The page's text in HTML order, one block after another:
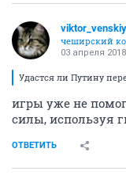
viktor_venskiy
чеширский
03 апреля 2018
Удастся ли Путину
игры уже не
силы, используя
ОТВЕТИТЬ